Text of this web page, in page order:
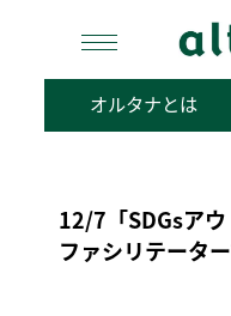
検
オルタナとは
12/7「SDGsア
ファシリテータ